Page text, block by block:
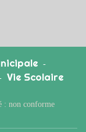
-
Vie Scolaire
: non conforme